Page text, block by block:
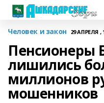
Человек и закон 29 АПРЕЛЯ ,
Пенсионеры
лишились
миллионов
мошенников